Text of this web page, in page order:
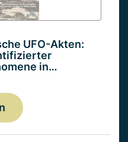
UFO-Akten:
in…